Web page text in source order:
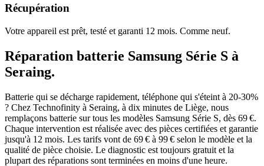
Récupération
Votre appareil est prêt, testé et garanti 12 mois. Comme neuf.
Réparation batterie Samsung Série S à
Seraing.
Batterie qui se décharge rapidement, téléphone qui s'éteint à 20-30%
? Chez Technofinity à Seraing, à dix minutes de Liège, nous
remplaçons batterie sur tous les modèles Samsung Série S, dès 69 €.
Chaque intervention est réalisée avec des pièces certifiées et garantie
jusqu'à 12 mois. Les tarifs vont de 69 € à 99 € selon le modèle et la
qualité de pièce choisie. Le diagnostic est toujours gratuit et la
plupart des réparations sont terminées en moins d'une heure.